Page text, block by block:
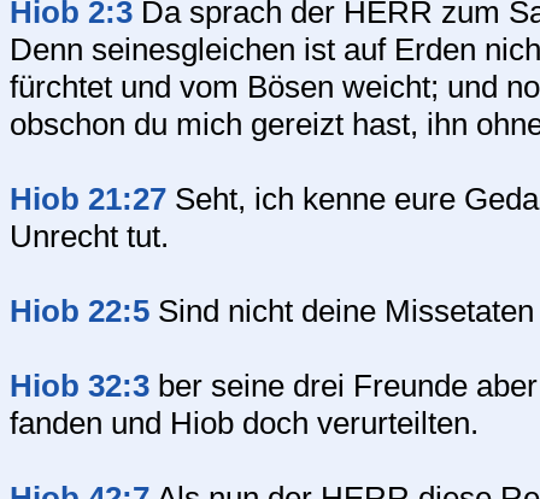
Hiob 2:3 Da sprach der HERR zum
Denn seinesgleichen ist auf Erden
fürchtet und vom Bösen weicht; und
obschon du mich gereizt hast, ihn
Hiob 21:27 Seht, ich kenne eure
Unrecht tut.
Hiob 22:5 Sind nicht deine
Hiob 32:3 ber seine drei Freunde
fanden und Hiob doch verurteilten.